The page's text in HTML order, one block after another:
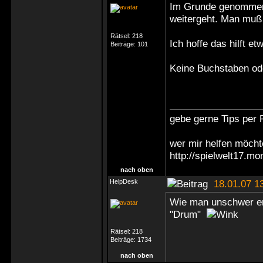
Rätsel: 218
Beiträge: 101
Im Grunde
weitergeht. Man
Ich hoffe das hilft
Keine Buchstaben
gebe gerne Tips per
wer mir helfen
http://
nach oben
HelpDesk
18.01.07
Rätsel: 218
Beiträge: 1734
Wie man unschwer
"Drum"
nach oben